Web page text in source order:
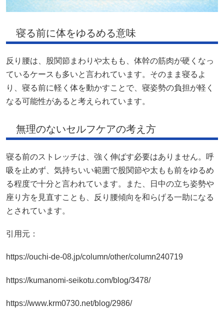
寝る前に体をゆるめる意味
反り腰は、股関節まわりや太もも、体幹の筋肉が硬くなっ
ているケースも多いと言われています。そのまま寝るよ
り、寝る前に軽く体を動かすことで、寝姿勢の負担が軽く
なる可能性があると考えられています。
無理のないセルフケアの考え方
寝る前のストレッチは、強く伸ばす必要はありません。呼
吸を止めず、気持ちいい範囲で股関節や太もも前をゆるめ
る程度で十分と言われています。また、日中の立ち姿勢や
座り方を見直すことも、反り腰傾向を和らげる一助になる
とされています。
引用元：
https://ouchi-de-08.jp/column/other/column240719
https://kumanomi-seikotu.com/blog/3478/
https://www.krm0730.net/blog/2986/